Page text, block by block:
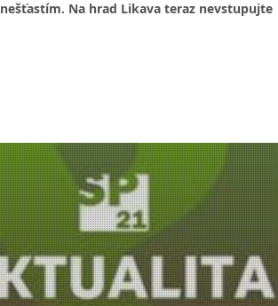
nešťastím. Na hrad Likava teraz nevstupujte